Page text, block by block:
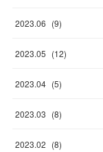
2023.06 (9)
2023.05 (12)
2023.04 (5)
2023.03 (8)
2023.02 (8)